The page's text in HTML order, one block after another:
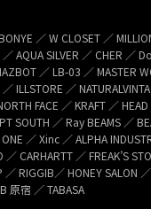
／ W CLOSET ／
AQUA SILVER ／ CHER ／
／ LB-03 ／ MASTER
ILLSTORE ／
FACE ／ KRAFT ／
SOUTH ／ Ray BEAMS ／
／ Xinc ／ ALPHA
／ CARHARTT ／ FREAK’S
／ RIGGIB／ HONEY SALON
原宿 ／ TABASA